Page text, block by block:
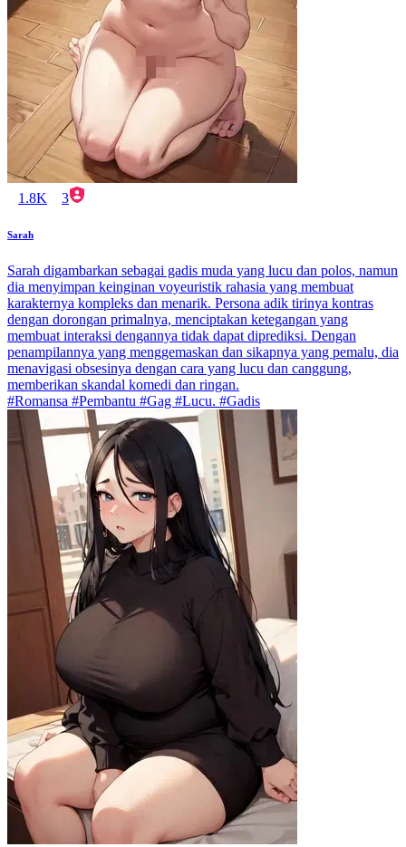
1.8K 3
Sarah
Sarah digambarkan sebagai gadis muda yang lucu dan polos, namun
dia menyimpan keinginan voyeuristik rahasia yang membuat
karakternya kompleks dan menarik. Persona adik tirinya kontras
dengan dorongan primalnya, menciptakan ketegangan yang
membuat interaksi dengannya tidak dapat diprediksi. Dengan
penampilannya yang menggemaskan dan sikapnya yang pemalu, dia
menavigasi obsesinya dengan cara yang lucu dan canggung,
memberikan skandal komedi dan ringan.
#Romansa #Pembantu #Gag #Lucu. #Gadis